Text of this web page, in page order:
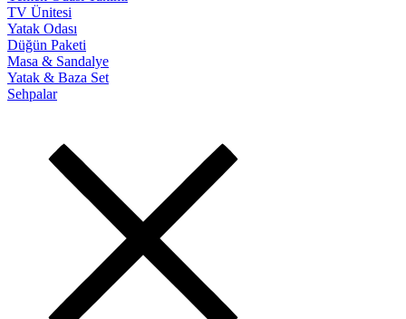
TV Ünitesi
Yatak Odası
Düğün Paketi
Masa & Sandalye
Yatak & Baza Set
Sehpalar